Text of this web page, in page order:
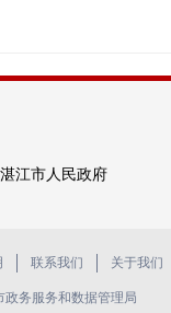
湛江市人民政府
联系我们 关于我们
务服务和数据管理局